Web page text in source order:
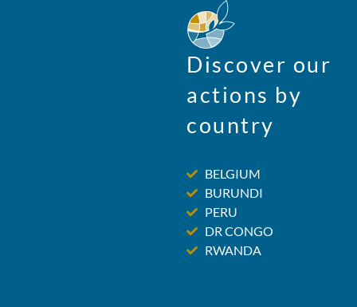
Discover our
actions by
country
BELGIUM
BURUNDI
PERU
DR CONGO
RWANDA